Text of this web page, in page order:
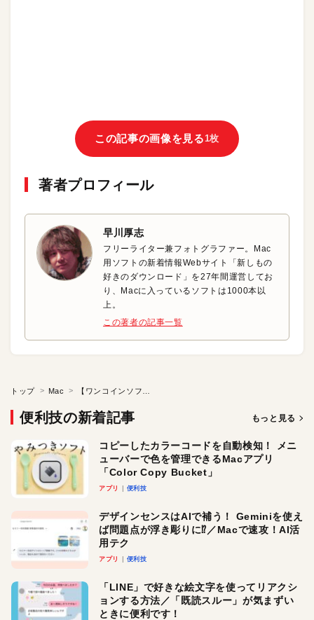
この記事の画像を見る1枚
著者プロフィール
早川厚志
フリーライター兼フォトグラファー。Mac
用ソフトの新着情報Webサイト「新しもの
好きのダウンロード」を27年間運営してお
り、Macに入っているソフトは1000本以
上。
この著者の記事一覧
トップ Mac
便利技の新着記事 もっと見る
コピーしたカラーコードを自動検知！ メニ
ューバーで色を管理できるMacアプリ
「Color Copy Bucket」
アプリ 便利技
デザインセンスはAIで補う！ Geminiを使え
ば問題点が浮き彫りに⁉︎／Macで速攻！AI活
用テク
アプリ 便利技
「LINE」で好きな絵文字を使ってリアクシ
ョンする方法／「既読スルー」が気まずい
ときに便利です！